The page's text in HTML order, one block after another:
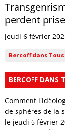
perdent
jeudi 6 février
Bercoff dans
BERCOFF DANS
Comment
de sphères de la
le jeudi 6 février